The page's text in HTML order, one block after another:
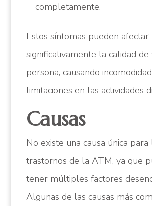
completamente.
Estos síntomas pueden afectar
significativamente la calidad de
persona, causando
limitaciones en las actividades
Causas
No existe una causa única para
trastornos de la ATM, ya que
tener múltiples factores
Algunas de las causas más